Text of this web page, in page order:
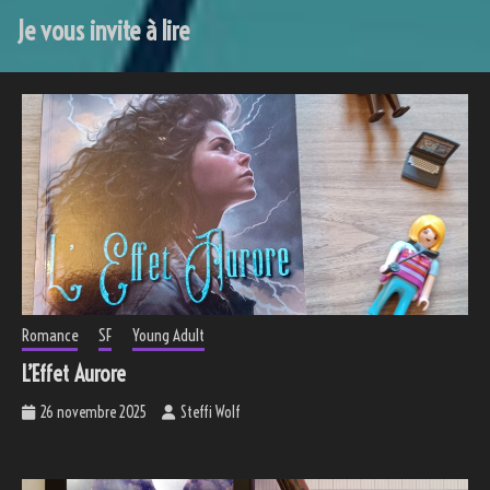
Je vous invite à lire
Romance SF Young Adult
L’Effet Aurore
26 novembre 2025 Steffi Wolf